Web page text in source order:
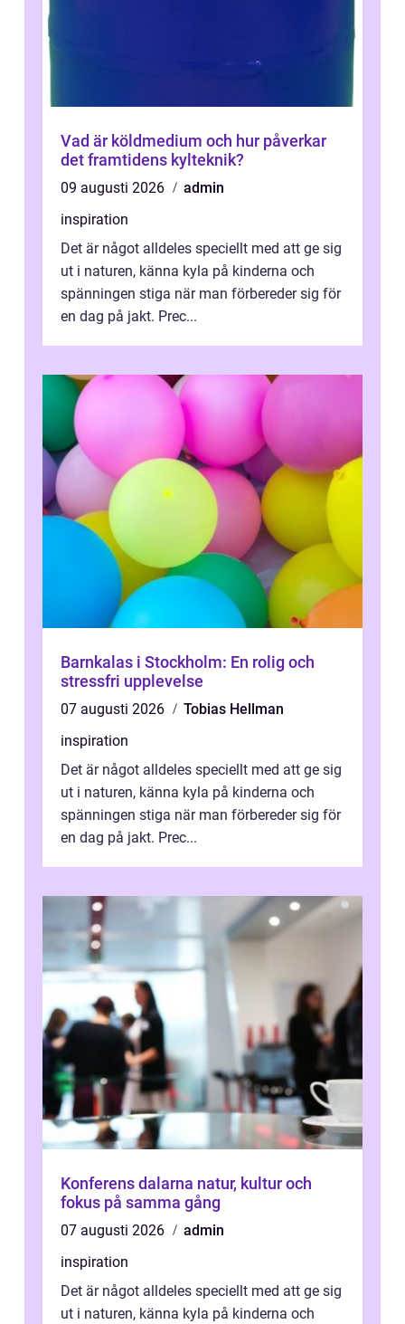
Vad är köldmedium och hur påverkar
det framtidens kylteknik?
09 augusti 2026
admin
inspiration
Det är något alldeles speciellt med att ge sig
ut i naturen, känna kyla på kinderna och
spänningen stiga när man förbereder sig för
en dag på jakt. Prec...
Barnkalas i Stockholm: En rolig och
stressfri upplevelse
07 augusti 2026
Tobias Hellman
inspiration
Det är något alldeles speciellt med att ge sig
ut i naturen, känna kyla på kinderna och
spänningen stiga när man förbereder sig för
en dag på jakt. Prec...
Konferens dalarna natur, kultur och
fokus på samma gång
07 augusti 2026
admin
inspiration
Det är något alldeles speciellt med att ge sig
ut i naturen, känna kyla på kinderna och